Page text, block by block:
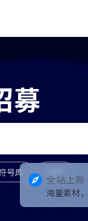
募
全站上新
海量素材
号库 符号